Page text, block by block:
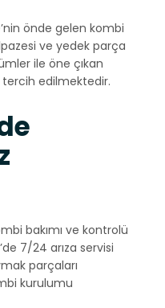
önde gelen kombi
ve yedek parça
ile öne çıkan
tercih edilmektedir.
bakımı ve kontrolü
7/24 arıza servisi
parçaları
kurulumu